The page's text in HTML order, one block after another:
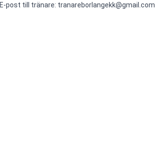
E-post till tränare: tranareborlangekk@gmail.com